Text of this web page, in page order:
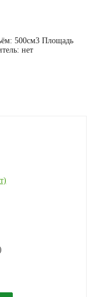
500см3 Площадь
нет